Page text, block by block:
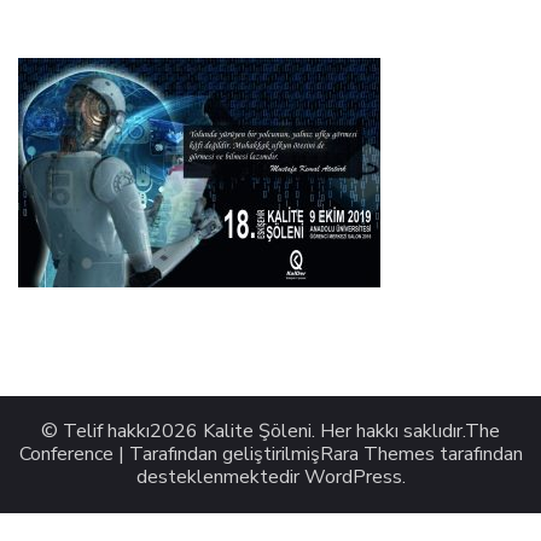
© Telif hakkı2026 Kalite Şöleni. Her hakkı saklıdır.The
Conference | Tarafından geliştirilmişRara Themes tarafından
desteklenmektedirWordPress.